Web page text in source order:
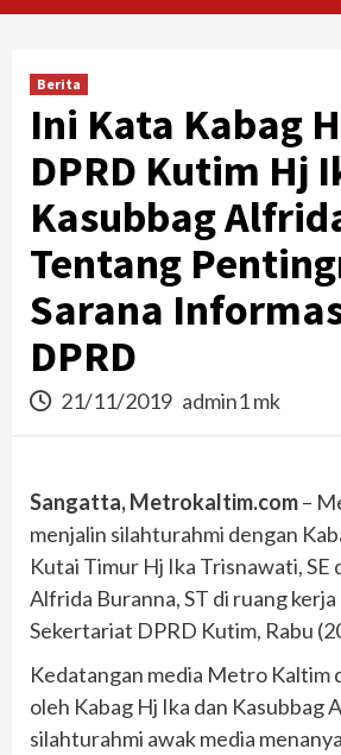
Berita
Ini Kata Kabag
DPRD Kutim Hj
Kasubbag
Tentang
Sarana
DPRD
21/11/2019 admin1 mk
Sangatta, Metrokaltim.com–
menjalin silahturahmi dengan
Kutai Timur Hj Ika Trisnawati, SE
Alfrida Buranna, ST di ruang
Sekertariat DPRD Kutim, Rabu
Kedatangan media Metro Kaltim
oleh Kabag Hj Ika dan Kasubbag
silahturahmi awak media